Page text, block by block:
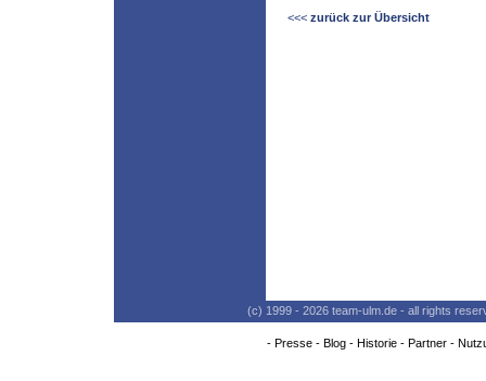
<<< zurück zur Übersicht
(c) 1999 - 2026 team-ulm.de - all rights
- Presse- Blog- Historie- Partner-